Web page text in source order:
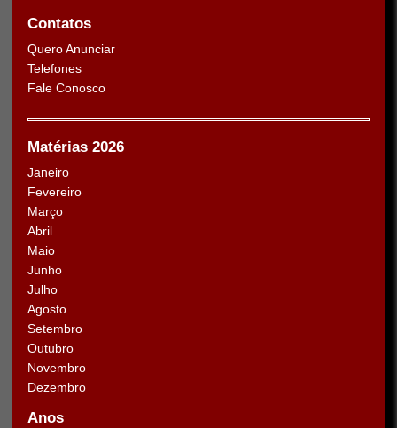
Contatos
Quero Anunciar
Telefones
Fale Conosco
Matérias 2026
Janeiro
Fevereiro
Março
Abril
Maio
Junho
Julho
Agosto
Setembro
Outubro
Novembro
Dezembro
Anos